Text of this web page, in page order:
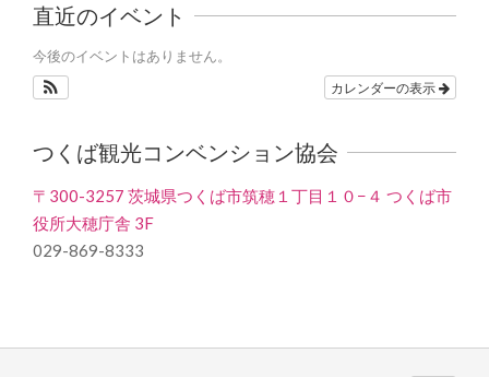
直近のイベント
今後のイベントはありません。
カレンダーの表示
つくば観光コンベンション協会
〒300-3257 茨城県つくば市筑穂１丁目１０−４ つくば市
役所大穂庁舎 3F
029-869-8333